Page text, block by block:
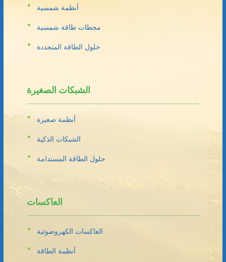
أنظمة شمسية
محطات طاقة شمسية
حلول الطاقة المتجددة
الشبكات الصغيرة
أنظمة صغيرة
الشبكات الذكية
حلول الطاقة المستدامة
العاكسات
العاكسات الكهروضوئية
أنظمة الطاقة